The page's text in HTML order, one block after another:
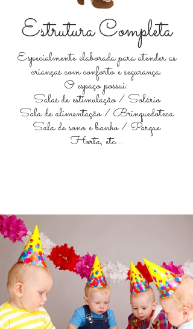
Estrutura Completa
Especialmente elaborada para atender as
crianças com conforto e segurança.
O espaço possui:
Salas de estimulação / Solário
Sala de alimentação / Brinquedoteca
Sala de sono e banho / Parque
Horta, etc...